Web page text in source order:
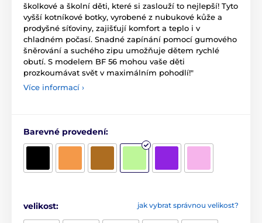
školkové a školní děti, které si zaslouží to nejlepší! Tyto
vyšší kotníkové botky, vyrobené z nubukové kůže a
prodyšné síťoviny, zajišťují komfort a teplo i v
chladném počasí. Snadné zapínání pomocí gumového
šněrování a suchého zipu umožňuje dětem rychlé
obutí. S modelem BF 56 mohou vaše děti
prozkoumávat svět v maximálním pohodlí!"
Více informací ›
Barevné provedení:
jak vybrat správnou velikost?
velikost: